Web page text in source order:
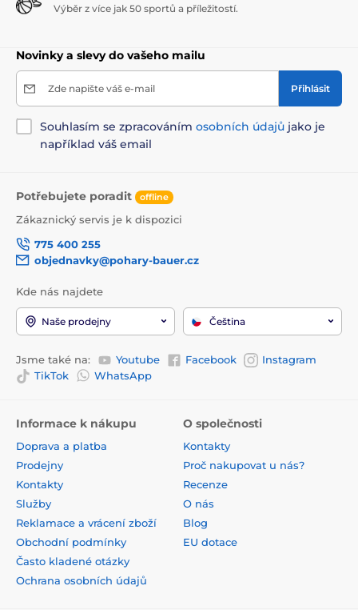
Výběr z více jak 50 sportů a příležitostí.
Novinky a slevy do vašeho mailu
Zde napište váš e-mail Přihlásit
Souhlasím se zpracováním osobních údajů jako je
například váš email
Potřebujete poradit offline
Zákaznický servis je k dispozici
775 400 255
objednavky@pohary-bauer.cz
Kde nás najdete
Naše prodejny Čeština
Jsme také na: Youtube Facebook
Instagram
TikTok
WhatsApp
Informace k nákupu
Doprava a platba
Prodejny
Kontakty
Služby
Reklamace a vrácení zboží
Obchodní podmínky
Často kladené otázky
Ochrana osobních údajů
O společnosti
Kontakty
Proč nakupovat u nás?
Recenze
O nás
Blog
EU dotace